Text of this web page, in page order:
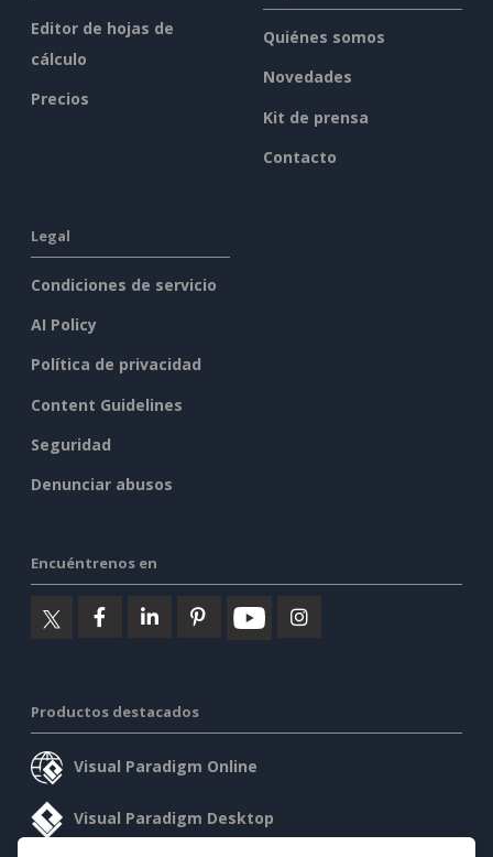
Editor de hojas de
cálculo
Precios
Quiénes somos
Novedades
Kit de prensa
Contacto
Legal
Condiciones de servicio
AI Policy
Política de privacidad
Content Guidelines
Seguridad
Denunciar abusos
Encuéntrenos en
Productos destacados
Visual Paradigm Online
Visual Paradigm Desktop